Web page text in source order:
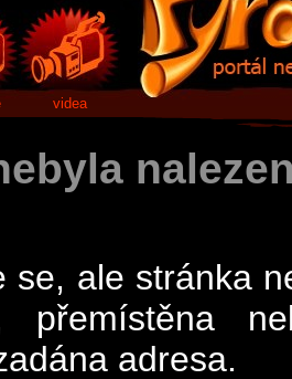
videa
se, ale stránka
přemístěna
adresa.